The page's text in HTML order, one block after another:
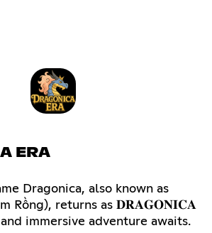
ERA
Dragonica, also known as
Rồng), returns as 𝐃𝐑𝐀𝐆𝐎𝐍𝐈𝐂𝐀
immersive adventure awaits.